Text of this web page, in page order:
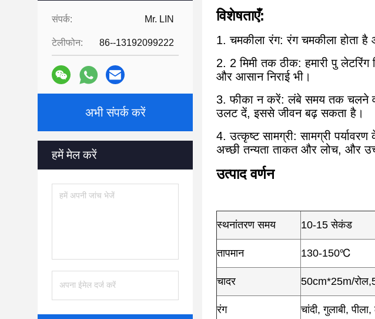
संपर्क: Mr. LIN
टेलीफोन: 86--13192099222
अभी संपर्क करें
हमें मेल करें
विशेषताएँ:
1. चमकीला रंग: रंग चमकीला होता
2. 2 मिमी तक ठीक: हमारी पु
और आसान निराई भी।
3. फीका न करें: लंबे समय तक चलने
उलट दें, इससे जीवन बढ़ सकता है।
4. उत्कृष्ट सामग्री: सामग्री
अच्छी तन्यता ताकत और लोच, और
उत्पाद वर्णन
स्थनांतरण समय 10-15 सेकंड
तापमान 130-150℃
चादर 50cm*25m/
रंग चांदी, गुलाबी,